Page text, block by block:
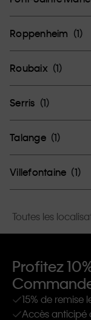
Roppenheim (1)
Roubaix (1)
Serris (1)
Talange (1)
Villefontaine (1)
Toutes les
Profitez
15% de remise
Accès anticipé